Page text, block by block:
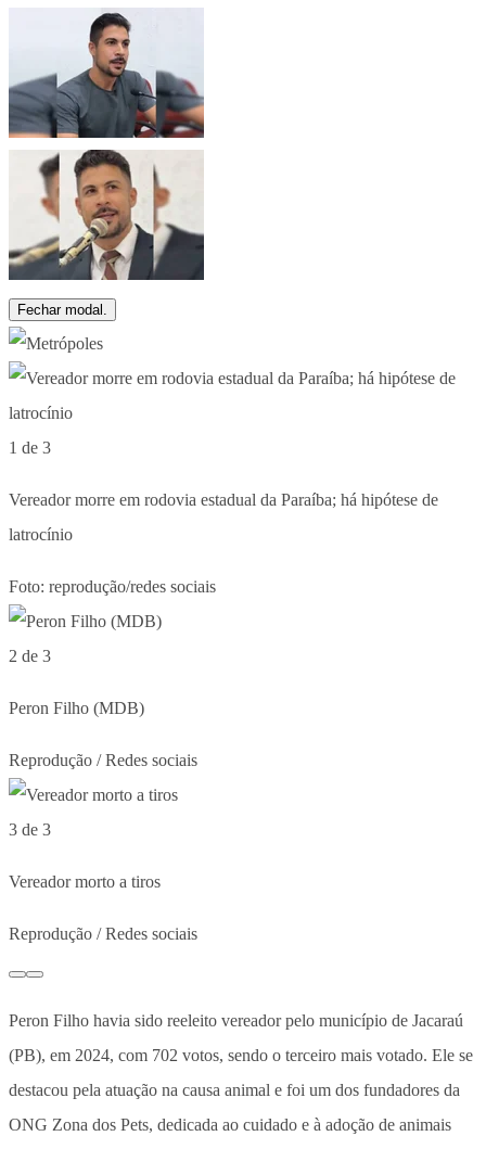
Fechar modal.
1 de 3
Vereador morre em rodovia estadual da Paraíba; há hipótese de
latrocínio
Foto: reprodução/redes sociais
2 de 3
Peron Filho (MDB)
Reprodução / Redes sociais
3 de 3
Vereador morto a tiros
Reprodução / Redes sociais
Peron Filho havia sido reeleito vereador pelo município de Jacaraú
(PB), em 2024, com 702 votos, sendo o terceiro mais votado. Ele se
destacou pela atuação na causa animal e foi um dos fundadores da
ONG Zona dos Pets, dedicada ao cuidado e à adoção de animais